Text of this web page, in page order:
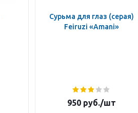
Сурьма для глаз (серая)
Feiruzi «Amani»
950руб./шт